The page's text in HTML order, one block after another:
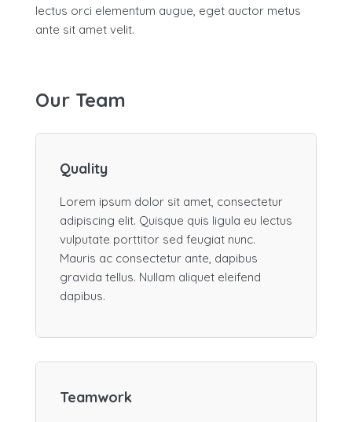
lectus orci elementum augue, eget auctor metus
ante sit amet velit.
Our Team
Quality
Lorem ipsum dolor sit amet, consectetur
adipiscing elit. Quisque quis ligula eu lectus
vulputate porttitor sed feugiat nunc.
Mauris ac consectetur ante, dapibus
gravida tellus. Nullam aliquet eleifend
dapibus.
Teamwork